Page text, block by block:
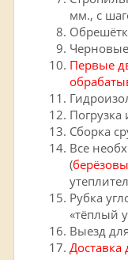
мм., с
Первые
Погрузка
Сборка
Все
(
Рубка
«тёплый
Выезд
Доставка